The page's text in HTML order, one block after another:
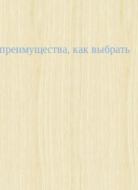
как выбрать